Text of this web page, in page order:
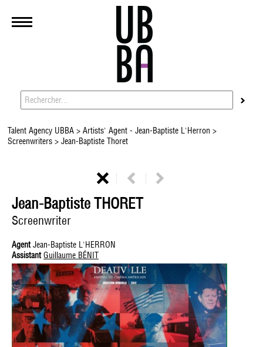
Talent Agency UBBA>Artists' Agent - Jean-Baptiste L'Herron >
Screenwriters> Jean-Baptiste Thoret
Jean-Baptiste THORET
Screenwriter
AgentJean-Baptiste L'HERRON
AssistantGuillaume BÉNIT